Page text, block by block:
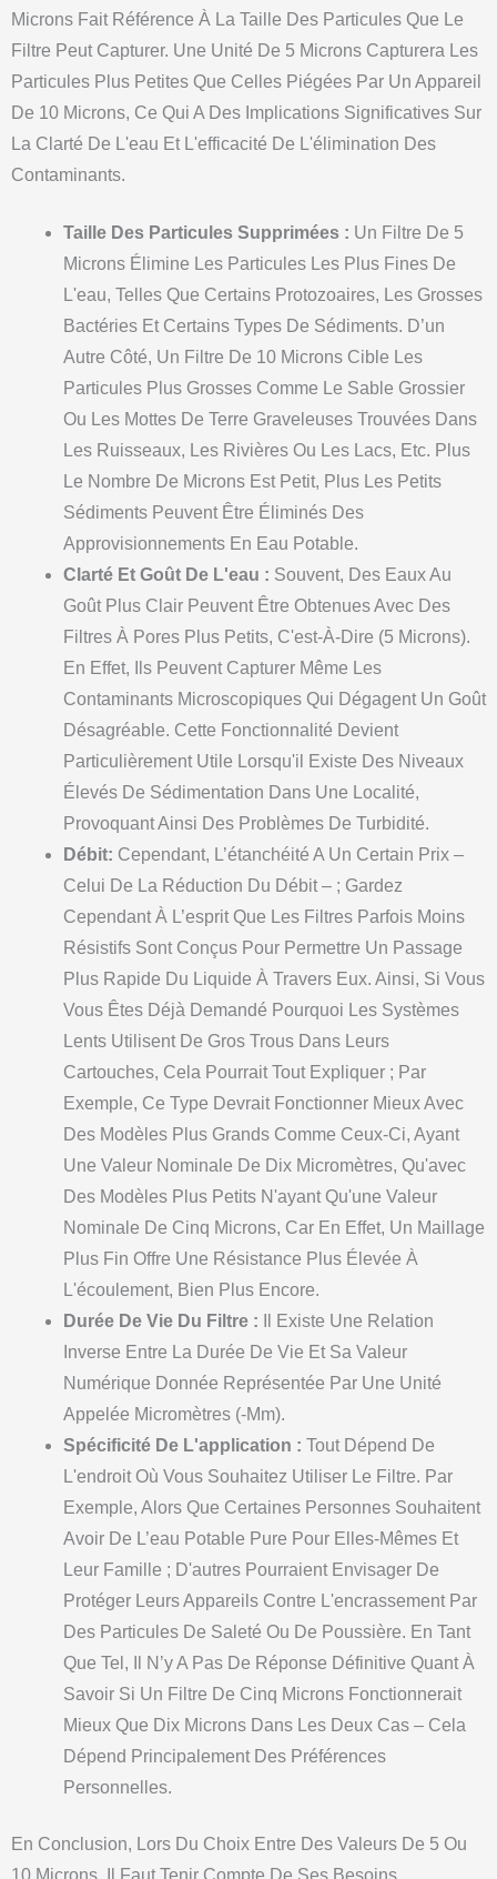
Microns Fait Référence À La Taille Des Particules Que Le
Filtre Peut Capturer. Une Unité De 5 Microns Capturera Les
Particules Plus Petites Que Celles Piégées Par Un Appareil
De 10 Microns, Ce Qui A Des Implications Significatives Sur
La Clarté De L'eau Et L'efficacité De L'élimination Des
Contaminants.
Taille Des Particules Supprimées : Un Filtre De 5
Microns Élimine Les Particules Les Plus Fines De
L'eau, Telles Que Certains Protozoaires, Les Grosses
Bactéries Et Certains Types De Sédiments. D’un
Autre Côté, Un Filtre De 10 Microns Cible Les
Particules Plus Grosses Comme Le Sable Grossier
Ou Les Mottes De Terre Graveleuses Trouvées Dans
Les Ruisseaux, Les Rivières Ou Les Lacs, Etc. Plus
Le Nombre De Microns Est Petit, Plus Les Petits
Sédiments Peuvent Être Éliminés Des
Approvisionnements En Eau Potable.
Clarté Et Goût De L'eau : Souvent, Des Eaux Au
Goût Plus Clair Peuvent Être Obtenues Avec Des
Filtres À Pores Plus Petits, C'est-À-Dire (5 Microns).
En Effet, Ils Peuvent Capturer Même Les
Contaminants Microscopiques Qui Dégagent Un Goût
Désagréable. Cette Fonctionnalité Devient
Particulièrement Utile Lorsqu'il Existe Des Niveaux
Élevés De Sédimentation Dans Une Localité,
Provoquant Ainsi Des Problèmes De Turbidité.
Débit: Cependant, L’étanchéité A Un Certain Prix –
Celui De La Réduction Du Débit – ; Gardez
Cependant À L’esprit Que Les Filtres Parfois Moins
Résistifs Sont Conçus Pour Permettre Un Passage
Plus Rapide Du Liquide À Travers Eux. Ainsi, Si Vous
Vous Êtes Déjà Demandé Pourquoi Les Systèmes
Lents Utilisent De Gros Trous Dans Leurs
Cartouches, Cela Pourrait Tout Expliquer ; Par
Exemple, Ce Type Devrait Fonctionner Mieux Avec
Des Modèles Plus Grands Comme Ceux-Ci, Ayant
Une Valeur Nominale De Dix Micromètres, Qu'avec
Des Modèles Plus Petits N'ayant Qu'une Valeur
Nominale De Cinq Microns, Car En Effet, Un Maillage
Plus Fin Offre Une Résistance Plus Élevée À
L'écoulement, Bien Plus Encore.
Durée De Vie Du Filtre : Il Existe Une Relation
Inverse Entre La Durée De Vie Et Sa Valeur
Numérique Donnée Représentée Par Une Unité
Appelée Micromètres (-Μm).
Spécificité De L'application : Tout Dépend De
L'endroit Où Vous Souhaitez Utiliser Le Filtre. Par
Exemple, Alors Que Certaines Personnes Souhaitent
Avoir De L’eau Potable Pure Pour Elles-Mêmes Et
Leur Famille ; D'autres Pourraient Envisager De
Protéger Leurs Appareils Contre L'encrassement Par
Des Particules De Saleté Ou De Poussière. En Tant
Que Tel, Il N’y A Pas De Réponse Définitive Quant À
Savoir Si Un Filtre De Cinq Microns Fonctionnerait
Mieux Que Dix Microns Dans Les Deux Cas – Cela
Dépend Principalement Des Préférences
Personnelles.
En Conclusion, Lors Du Choix Entre Des Valeurs De 5 Ou
10 Microns, Il Faut Tenir Compte De Ses Besoins